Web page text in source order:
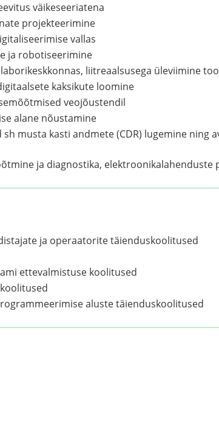
väikeseeriatena
projekteerimine
vallas
ja robotiseerimine
liitreaalsusega üleviimine
kaksikute loomine
veojõustendil
alane nõustamine
musta kasti andmete (CDR) lugemine ning
ja diagnostika, elektroonikalahenduste
ja operaatorite täienduskoolitused
ettevalmistuse koolitused
aluste täienduskoolitused